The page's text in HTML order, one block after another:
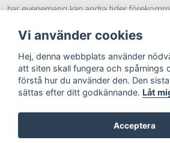
har evenemang kan andra tider
Vi tar gärna emot beställningar på andra
personer.
Hjälp med hemsidan - Ljusblå Media
© Copyright 2024Anita på
Vi använder cookies
Hej, denna webbplats använder
att siten skall fungera och spårnings
förstå hur du använder den. Den
sättas efter ditt godkännande. Låt
Acceptera